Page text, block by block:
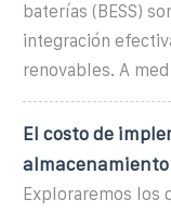
baterías (BESS)
integración
renovables. A
El costo de
almacenamiento
Exploraremos los